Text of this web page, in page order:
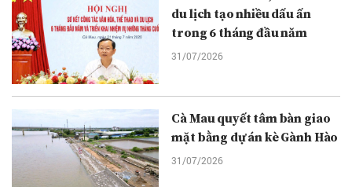
du lịch tạo nhiều dấu ấn
trong 6 tháng đầu năm
31/07/2026
Cà Mau quyết tâm bàn giao
mặt bằng dự án kè Gành Hào
31/07/2026